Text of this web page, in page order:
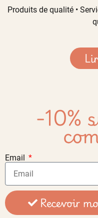
Produits de qualité •
-10%
Email
Recevoir